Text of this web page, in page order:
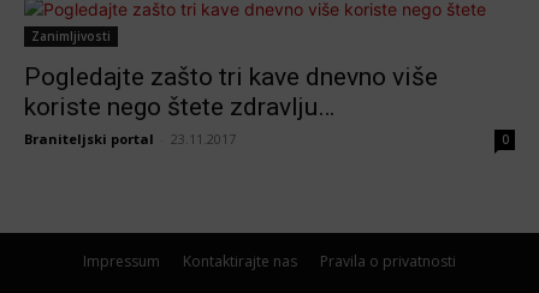
Zanimljivosti
Pogledajte zašto tri kave dnevno više
koriste nego štete zdravlju…
Braniteljski portal 23.11.2017 0
Impressum Kontaktirajte nas Pravila o privatnosti